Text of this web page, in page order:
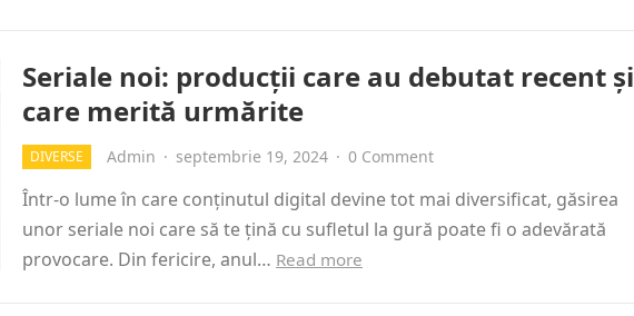
Seriale noi: producții care au debutat recent și
care merită urmărite
DIVERSE Admin · septembrie 19, 2024 · 0 Comment
Într-o lume în care conținutul digital devine tot mai diversificat, găsirea
unor seriale noi care să te țină cu sufletul la gură poate fi o adevărată
provocare. Din fericire, anul… Read more